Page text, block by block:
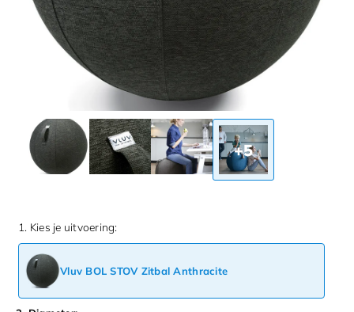
+5
1. Kies je uitvoering:
Vluv BOL STOV Zitbal Anthracite